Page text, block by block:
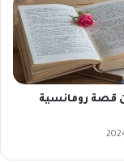
قصة رومانسية